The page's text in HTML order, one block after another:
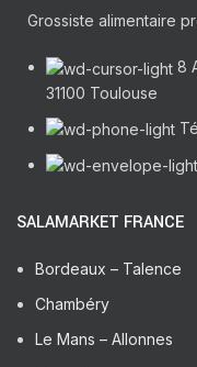
Grossiste alimentaire
8
31100 Toulouse
SALAMARKET FRANCE
Bordeaux – Talence
Chambéry
Le Mans – Allonnes